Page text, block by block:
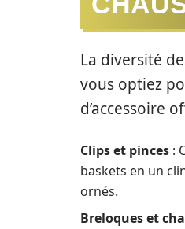
La diversité
vous optiez
d’accessoire
Clips et pinces :
baskets en un
ornés.
Breloques et